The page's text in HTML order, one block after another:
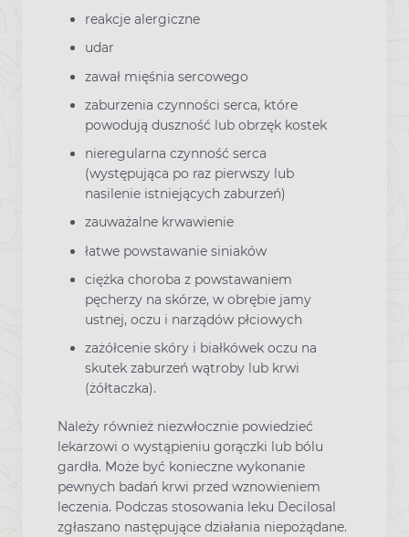
reakcje alergiczne
udar
zawał mięśnia sercowego
zaburzenia czynności serca, które
powodują duszność lub obrzęk kostek
nieregularna czynność serca
(występująca po raz pierwszy lub
nasilenie istniejących zaburzeń)
zauważalne krwawienie
łatwe powstawanie siniaków
ciężka choroba z powstawaniem
pęcherzy na skórze, w obrębie jamy
ustnej, oczu i narządów płciowych
zażółcenie skóry i białkówek oczu na
skutek zaburzeń wątroby lub krwi
(żółtaczka).
Należy również niezwłocznie powiedzieć
lekarzowi o wystąpieniu gorączki lub bólu
gardła. Może być konieczne wykonanie
pewnych badań krwi przed wznowieniem
leczenia. Podczas stosowania leku Decilosal
zgłaszano następujące działania niepożądane.